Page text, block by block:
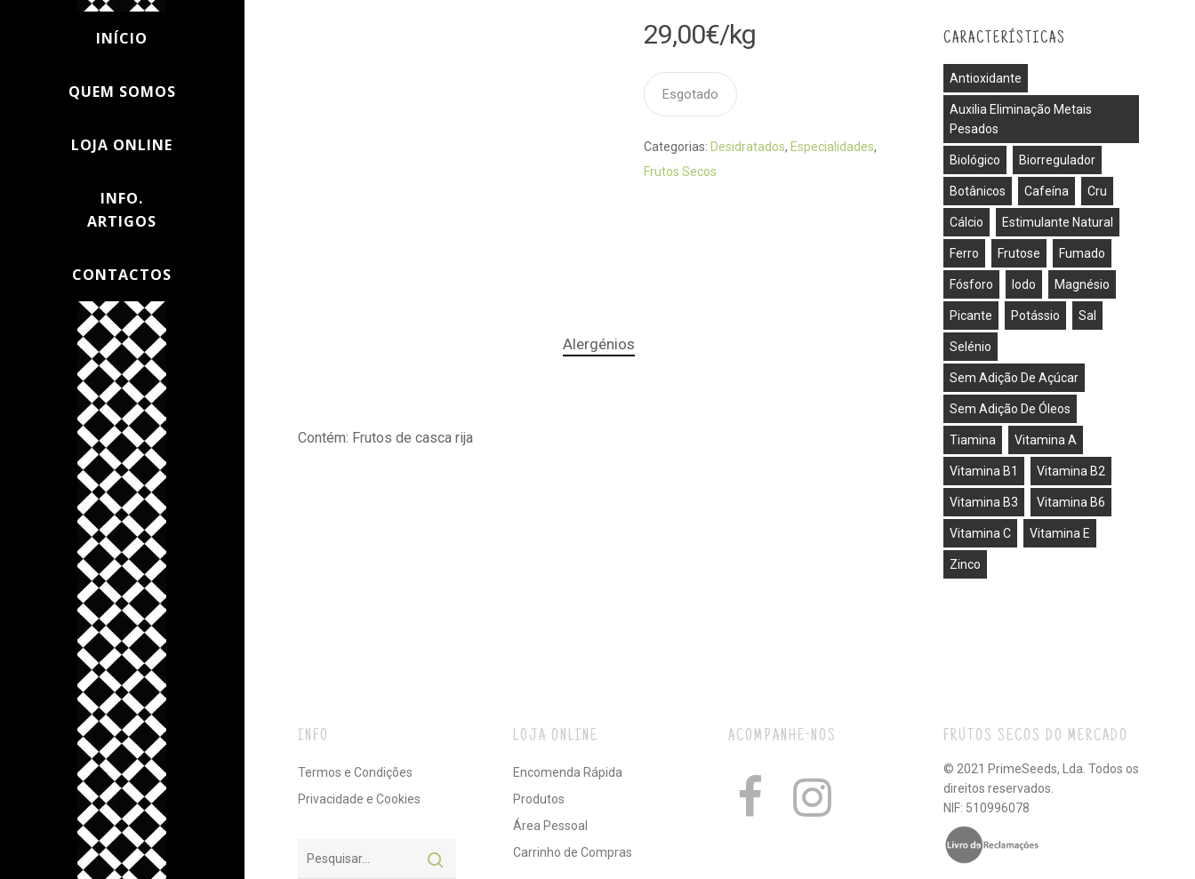
INÍCIO
QUEM SOMOS
LOJA ONLINE
INFO.
ARTIGOS
CONTACTOS
29,00€/kg
Esgotado
Categorias: Desidratados, Especialidades,
Frutos Secos
Alergénios
Contém: Frutos de casca rija
CARACTERÍSTICAS
Antioxidante
Auxilia Eliminação Metais
Pesados
Biológico Biorregulador
Botânicos Cafeína Cru
Cálcio Estimulante Natural
Ferro Frutose Fumado
Fósforo Iodo Magnésio
Picante Potássio Sal
Selénio
Sem Adição De Açúcar
Sem Adição De Óleos
Tiamina Vitamina A
Vitamina B1 Vitamina B2
Vitamina B3 Vitamina B6
Vitamina C Vitamina E
Zinco
INFO
Termos e Condições
Privacidade e Cookies
LOJA ONLINE
Encomenda Rápida
Produtos
Área Pessoal
Carrinho de Compras
ACOMPANHE-NOS FRUTOS SECOS DO MERCADO
© 2021 PrimeSeeds, Lda. Todos os
direitos reservados.
NIF: 510996078